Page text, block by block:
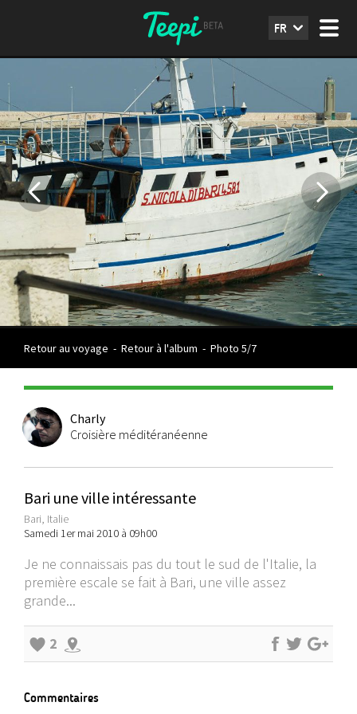
FR
Retour au voyage - Retour à l'album - Photo 5/7
Charly
Croisière méditéranéenne
Bari une ville intéressante
Bari, Italie
Samedi 1er mai 2010 à 09h00
Je ne connaissais pas du tout le sud de l'Italie, la
première escale se fait à Bari, une ville assez
grande...
2
Commentaires